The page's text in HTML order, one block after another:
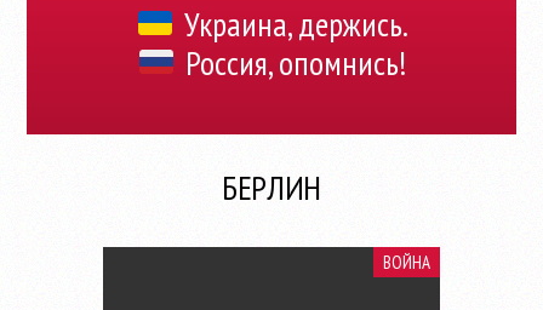
Украина, держись.
Россия, опомнись!
БЕРЛИН
ВОЙНА